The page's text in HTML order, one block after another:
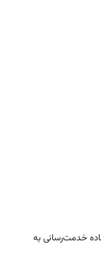
در تهران آماده خدمت‌رسانی به